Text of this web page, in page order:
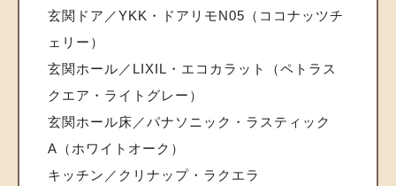
玄関ドア／YKK・ドアリモN05（ココナッツチ
ェリー）
玄関ホール／LIXIL・エコカラット（ペトラス
クエア・ライトグレー）
玄関ホール床／パナソニック・ラスティック
A（ホワイトオーク）
キッチン／クリナップ・ラクエラ